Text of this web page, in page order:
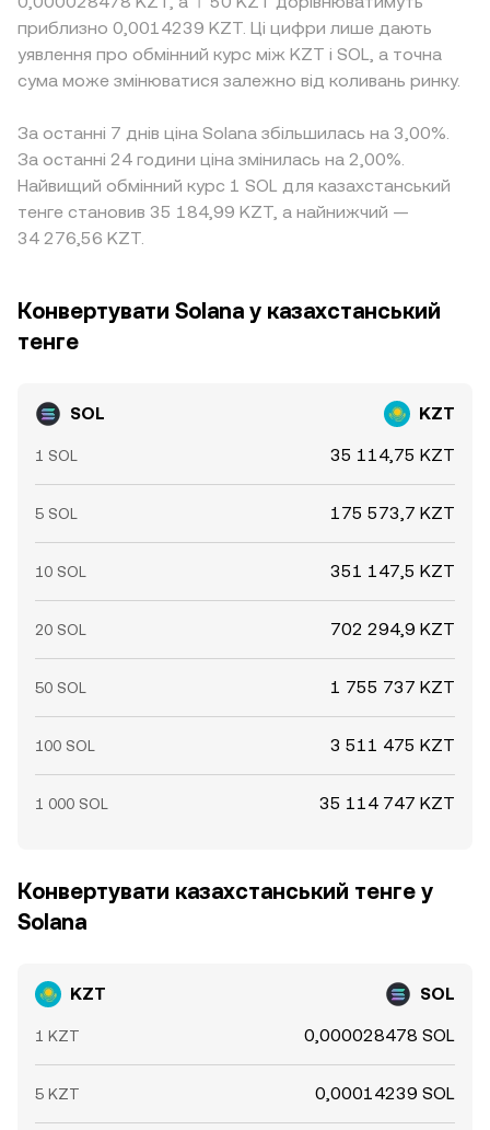
приблизно 0,0014239 KZT. Ці цифри лише дають
уявлення про обмінний курс між KZT і SOL, а точна
сума може змінюватися залежно від коливань ринку.
За останні 7 днів ціна Solana збільшилась на 3,00%.
За останні 24 години ціна змінилась на 2,00%.
Найвищий обмінний курс 1 SOL для казахстанський
тенге становив 35 184,99 KZT, а найнижчий —
34 276,56 KZT.
Конвертувати Solana у казахстанський
тенге
SOL KZT
1 SOL 35 114,75 KZT
5 SOL 175 573,7 KZT
10 SOL 351 147,5 KZT
20 SOL 702 294,9 KZT
50 SOL 1 755 737 KZT
100 SOL 3 511 475 KZT
1 000 SOL 35 114 747 KZT
Конвертувати казахстанський тенге у
Solana
KZT SOL
1 KZT 0,000028478 SOL
5 KZT 0,00014239 SOL